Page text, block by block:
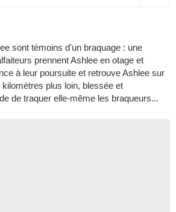
sont témoins d'un braquage : une
prennent Ashlee en otage et
à leur poursuite et retrouve Ashlee sur
plus loin, blessée et
de traquer elle-même les braqueurs...